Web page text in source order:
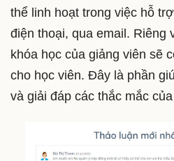
thể linh hoạt trong việc hỗ
điện thoại, qua email. Riêng
khóa học của giảng viên sẽ
cho học viên. Đây là phần
và giải đáp các thắc mắc